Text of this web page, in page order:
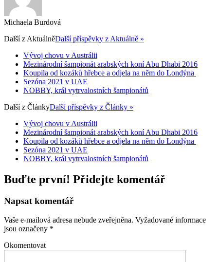
Michaela Burdová
Další z AktuálněDalší příspěvky z Aktuálně »
Vývoj chovu v Austrálii
Mezinárodní šampionát arabských koní Abu Dhabi 2016
Koupila od kozáků hřebce a odjela na něm do Londýna
Sezóna 2021 v UAE
NOBBY, král vytrvalostních šampionátů
Další z ČlánkyDalší příspěvky z Články »
Vývoj chovu v Austrálii
Mezinárodní šampionát arabských koní Abu Dhabi 2016
Koupila od kozáků hřebce a odjela na něm do Londýna
Sezóna 2021 v UAE
NOBBY, král vytrvalostních šampionátů
Buďte první! Přidejte komentář
Napsat komentář
Vaše e-mailová adresa nebude zveřejněna. Vyžadované informace
jsou označeny *
Okomentovat